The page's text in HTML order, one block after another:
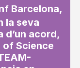
Barcelona,
la seva
acord,
of Science